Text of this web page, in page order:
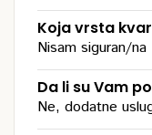
Koja vrsta
Nisam siguran/na
Da li su Vam
Ne, dodatne